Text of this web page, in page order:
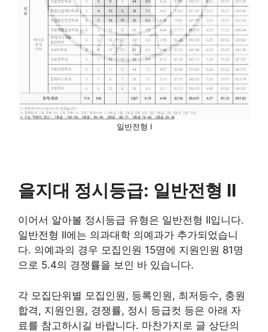
일반전형 I
을지대 정시등급: 일반전형 II
이어서 알아볼 정시등급 유형은 일반전형 II입니다.
일반전형 II에는 의과대학 의예과가 추가되었습니
다. 의예과의 경우 모집인원 15명에 지원인원 81명
으로 5.4의 경쟁률을 보인 바 있습니다.
각 모집단위별 모집인원, 등록인원, 최저등수, 충원
합격, 지원인원, 경쟁률, 정시 등급컷 등은 아래 자
료를 참고하시길 바랍니다. 마찬가지로 글 상단의